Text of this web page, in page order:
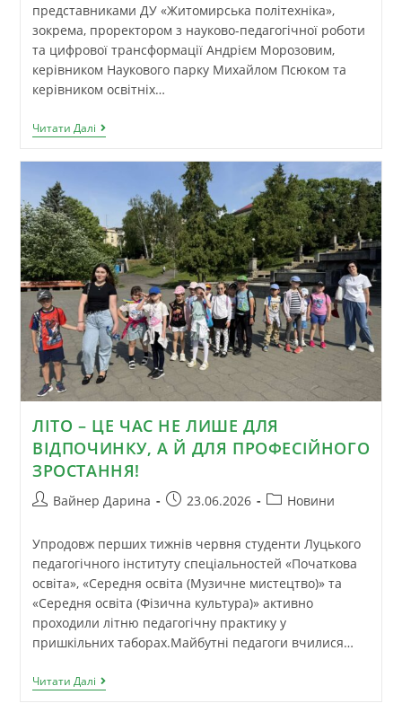
представниками ДУ «Житомирська політехніка»,
зокрема, проректором з науково-педагогічної роботи
та цифрової трансформації Андрієм Морозовим,
керівником Наукового парку Михайлом Псюком та
керівником освітніх…
Читати Далі
ЛІТО – ЦЕ ЧАС НЕ ЛИШЕ ДЛЯ
ВІДПОЧИНКУ, А Й ДЛЯ ПРОФЕСІЙНОГО
ЗРОСТАННЯ!
Вайнер Дарина 23.06.2026 Новини
Упродовж перших тижнів червня студенти Луцького
педагогічного інституту спеціальностей «Початкова
освіта», «Середня освіта (Музичне мистецтво)» та
«Середня освіта (Фізична культура)» активно
проходили літню педагогічну практику у
пришкільних таборах.Майбутні педагоги вчилися…
Читати Далі